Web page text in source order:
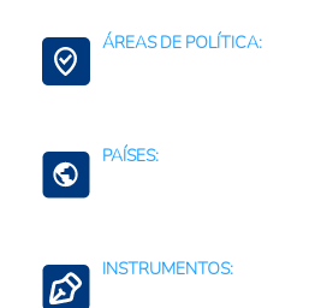
ÁREAS DE POLÍTICA:
PAÍSES:
INSTRUMENTOS: